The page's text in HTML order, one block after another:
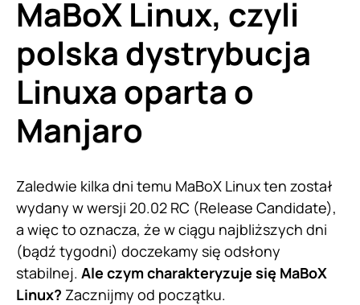
MaBoX Linux, czyli
polska dystrybucja
Linuxa oparta o
Manjaro
Zaledwie kilka dni temu MaBoX Linux ten został
wydany w wersji 20.02 RC (Release Candidate),
a więc to oznacza, że w ciągu najbliższych dni
(bądź tygodni) doczekamy się odsłony
stabilnej. Ale czym charakteryzuje się MaBoX
Linux? Zacznijmy od początku.